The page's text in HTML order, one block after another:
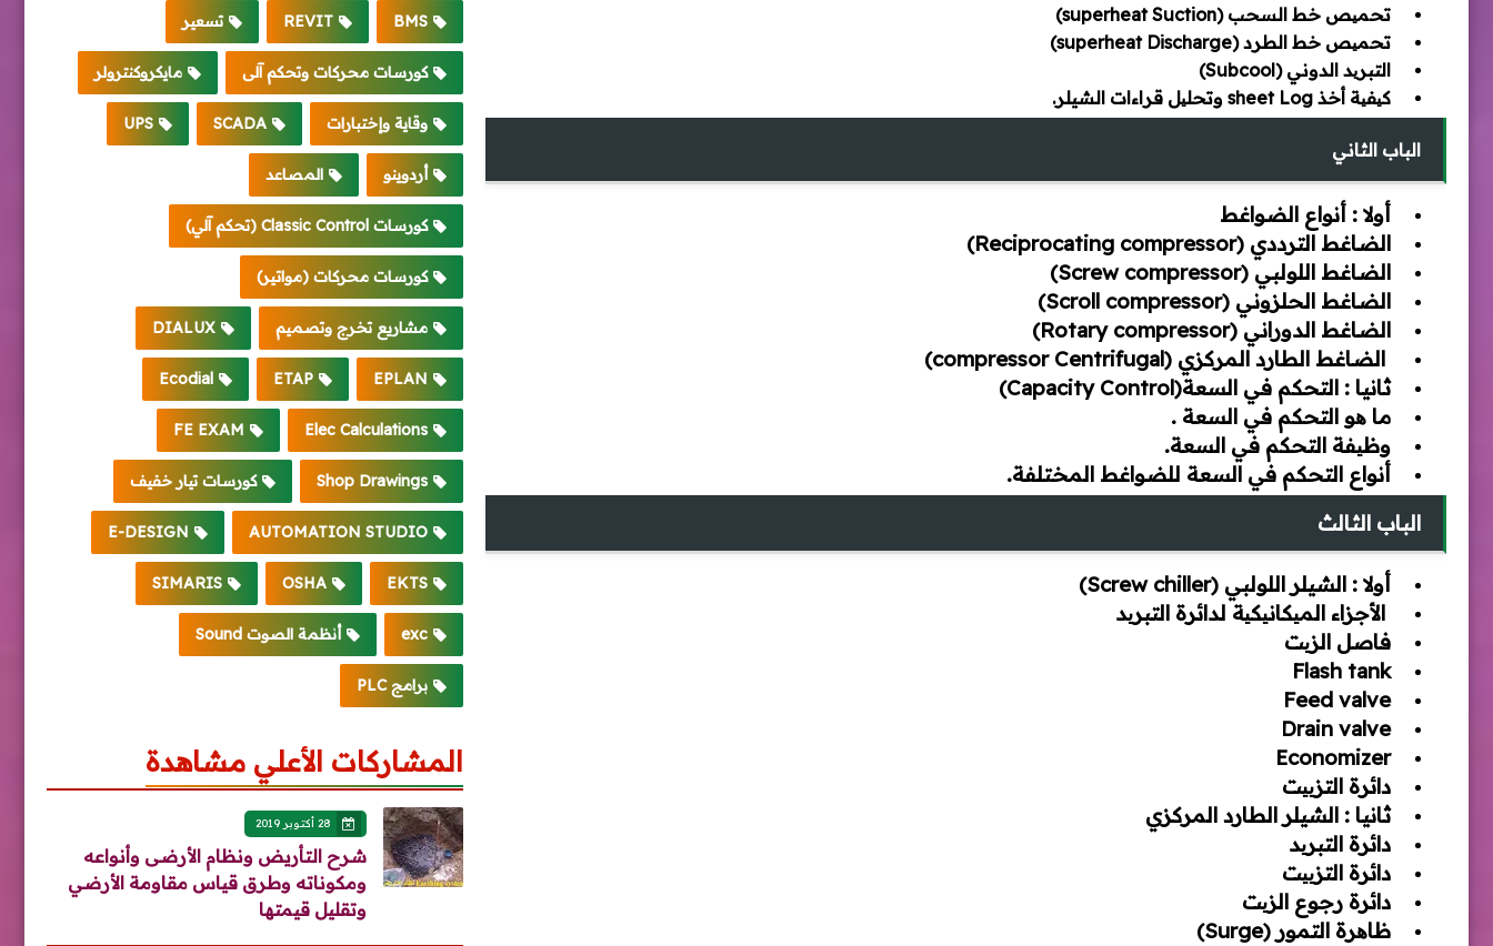
تحمیص خط السحب (superheat Suction)
تحمیص خط الطرد (superheat Discharge)
التبرید الدوني (Subcool)
كیفیة أخذ sheet Log وتحلیل قراءات الشيلر.
الباب الثاني
أولا : أنواع الضواغط
الضاغط الترددي (Reciprocating compressor)
الضاغط اللولبي (Screw compressor)
الضاغط الحلزوني (Scroll compressor)
الضاغط الدوراني (Rotary compressor)
الضاغط الطارد المركزي (compressor Centrifugal)
ثانيا : التحكم في السعة(Capacity Control)
ما ھو التحكم في السعة .
وظیفة التحكم في السعة.
أنواع التحكم في السعة للضواغط المختلفة.
الباب الثالث
أولا : الشيلر اللولبي (Screw chiller)
الأجزاء المیكانیكیة لدائرة التبرید
فاصل الزیت
Flash tank
Feed valve
Drain valve
Economizer
دائرة التزییت
ثانيا : الشيلر الطارد المركزي
دائرة التبرید
دائرة التزییت
دائرة رجوع الزیت
ظاھرة التمور (Surge)
BMS
REVIT تسعير
كورسات محركات وتحكم آلى مايكروكنترولر
وقاية وإختبارات SCADA
UPS
أردوينو المصاعد
كورسات Classic Control (تحكم آلي)
كورسات محركات (مواتير)
مشاريع تخرج وتصميم DIALUX
EPLAN
ETAP
Ecodial
Elec Calculations
FE EXAM
Shop Drawings كورسات تيار خفيف
AUTOMATION STUDIO
E-DESIGN
EKTS
OSHA
SIMARIS
exc أنظمة الصوت Sound
برامج PLC
المشاركات الأعلي مشاهدة
28 أكتوبر 2019
شرح التأريض ونظام الأرضى وأنواعه
ومكوناته وطرق قياس مقاومة الأرضي
وتقليل قيمتها